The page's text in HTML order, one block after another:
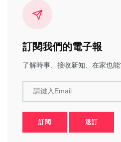
訂閱我們的電子報
了解時事、接收新知、在家也能
請鍵入Email
訂閱 退訂